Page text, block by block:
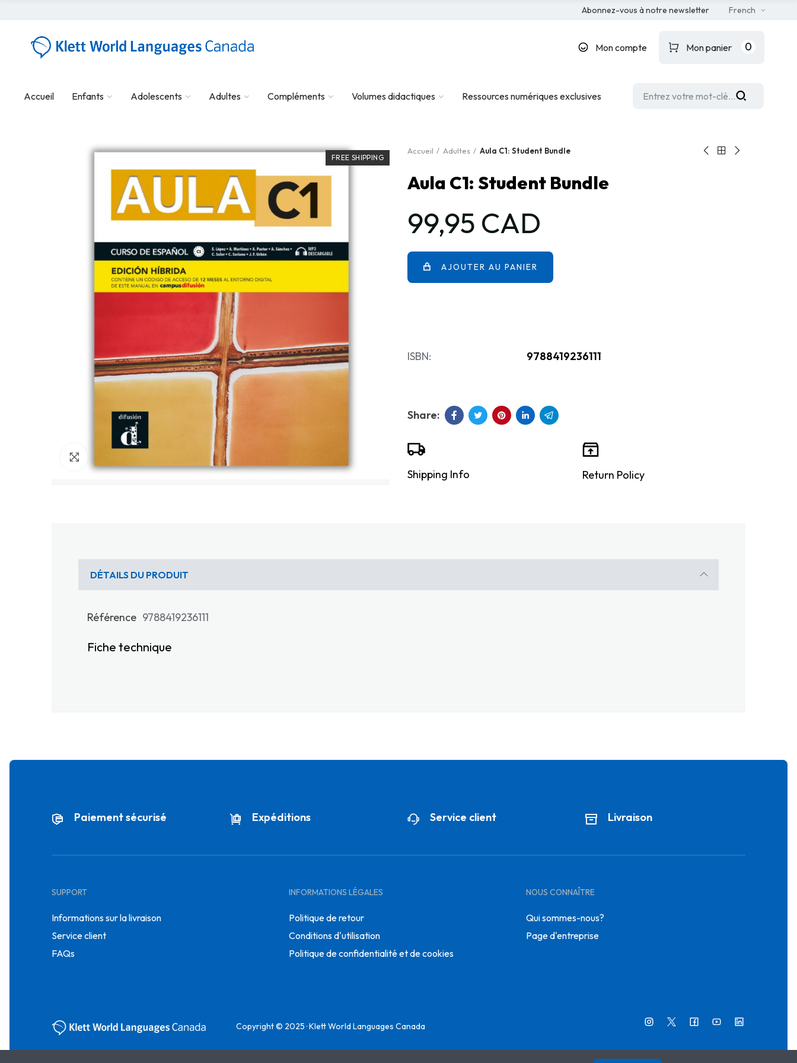
Abonnez-vous à notre newsletter French
Mon compte Mon panier 0
Accueil Enfants Adolescents Adultes Compléments Volumes didactiques Ressources numériques exclusives
FREE SHIPPING
Accueil Adultes Aula C1: Student Bundle
Aula C1: Student Bundle
99,95 CAD
AJOUTER AU PANIER
ISBN: 9788419236111
Shipping Info Return Policy
DÉTAILS DU PRODUIT
Référence 9788419236111
Fiche technique
Paiement sécurisé Expéditions Service client Livraison
SUPPORT
Informations sur la livraison
Service client
FAQs
INFORMATIONS LÉGALES
Politique de retour
Conditions d'utilisation
Politique de confidentialité et de cookies
NOUS CONNAÎTRE
Qui sommes-nous?
Page d'entreprise
Copyright © 2025 · Klett World Languages Canada